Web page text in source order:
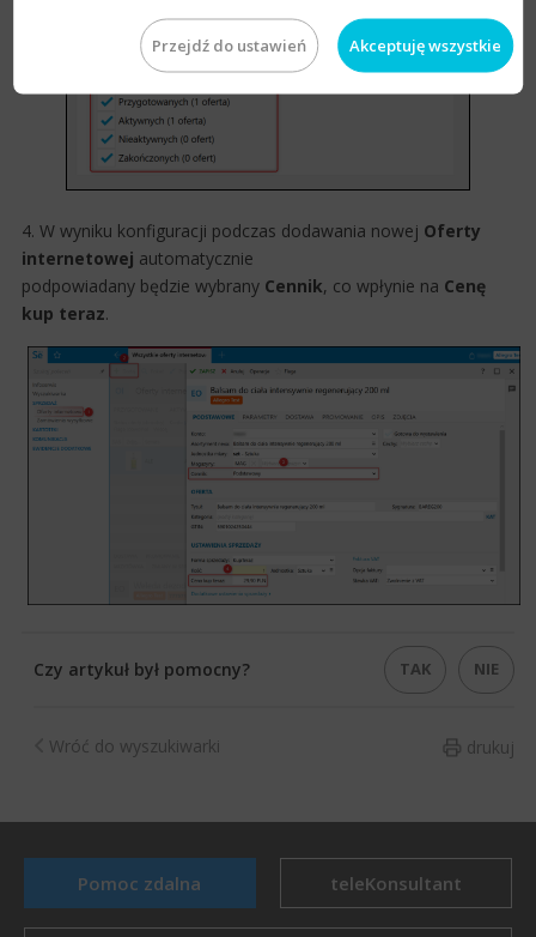
4. W wyniku konfiguracji podczas dodawania nowej Oferty
internetowej automatycznie
podpowiadany będzie wybrany Cennik, co wpłynie na Cenę
kup teraz​.
Czy artykuł był pomocny? TAK NIE
drukuj
Wróć do wyszukiwarki
Pomoc zdalna teleKonsultant
Przejdź do ustawień Akceptuję wszystkie